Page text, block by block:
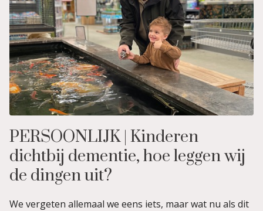
PERSOONLIJK | Kinderen
dichtbij dementie, hoe leggen wij
de dingen uit?
We vergeten allemaal we eens iets, maar wat nu als dit